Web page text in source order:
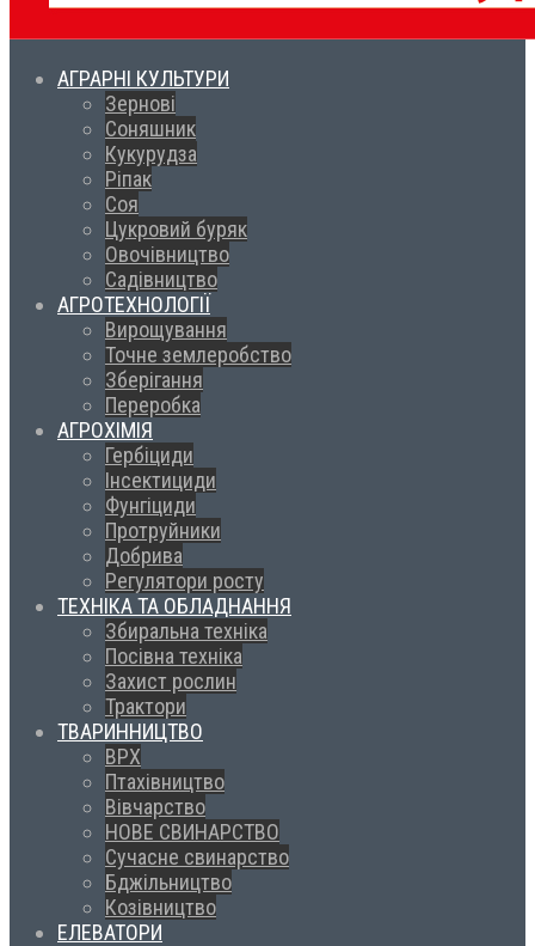
АГРАРНІ КУЛЬТУРИ
Зернові
Соняшник
Кукурудза
Ріпак
Соя
Цукровий буряк
Овочівництво
Садівництво
АГРОТЕХНОЛОГІЇ
Вирощування
Точне землеробство
Зберігання
Переробка
АГРОХІМІЯ
Гербіциди
Інсектициди
Фунгіциди
Протруйники
Добрива
Регулятори росту
ТЕХНІКА ТА ОБЛАДНАННЯ
Збиральна техніка
Посівна техніка
Захист рослин
Трактори
ТВАРИННИЦТВО
ВРХ
Птахівництво
Вівчарство
НОВЕ СВИНАРСТВО
Сучасне свинарство
Бджільництво
Козівництво
ЕЛЕВАТОРИ